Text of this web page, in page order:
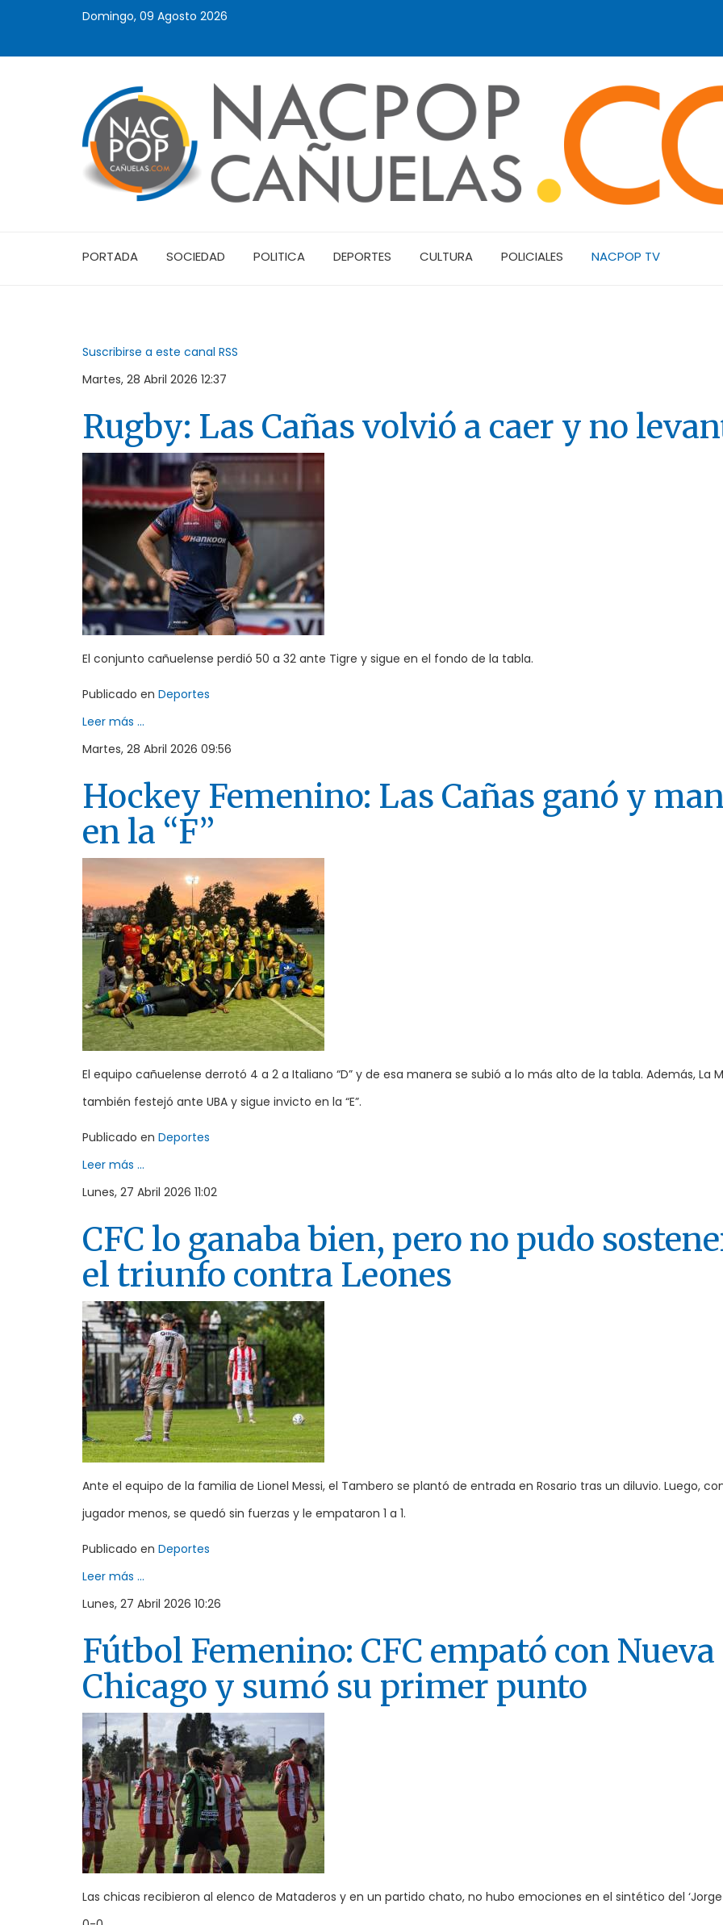
Domingo, 09 Agosto 2026
PORTADA SOCIEDAD POLITICA DEPORTES CULTURA POLICIALES NACPOP TV
Suscribirse a este canal RSS
Martes, 28 Abril 2026 12:37
Rugby: Las Cañas volvió a caer y no
El conjunto cañuelense perdió 50 a 32 ante Tigre y sigue en el fondo de la tabla.
Publicado en Deportes
Leer más ...
Martes, 28 Abril 2026 09:56
Hockey Femenino: Las Cañas ganó y
en la “F”
El equipo cañuelense derrotó 4 a 2 a Italiano “D” y de esa manera se subió a lo más alto de la tabla. Además, La
también festejó ante UBA y sigue invicto en la “E”.
Publicado en Deportes
Leer más ...
Lunes, 27 Abril 2026 11:02
CFC lo ganaba bien, pero no pudo
el triunfo contra Leones
Ante el equipo de la familia de Lionel Messi, el Tambero se plantó de entrada en Rosario tras un diluvio. Luego,
jugador menos, se quedó sin fuerzas y le empataron 1 a 1.
Publicado en Deportes
Leer más ...
Lunes, 27 Abril 2026 10:26
Fútbol Femenino: CFC empató con Nueva
Chicago y sumó su primer punto
Las chicas recibieron al elenco de Mataderos y en un partido chato, no hubo emociones en el sintético del ‘Jorge